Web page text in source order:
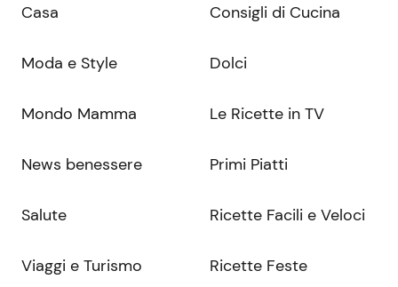
Casa
Moda e Style
Mondo Mamma
News benessere
Salute
Viaggi e Turismo
Consigli di Cucina
Dolci
Le Ricette in TV
Primi Piatti
Ricette Facili e Veloci
Ricette Feste